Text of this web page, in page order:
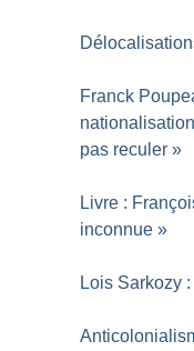
Franck
pas reculer »
Livre :
inconnue »
Lois Sarkozy